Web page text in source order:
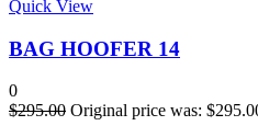
Quick View
BAG HOOFER 14
0
$295.00 Original price was: